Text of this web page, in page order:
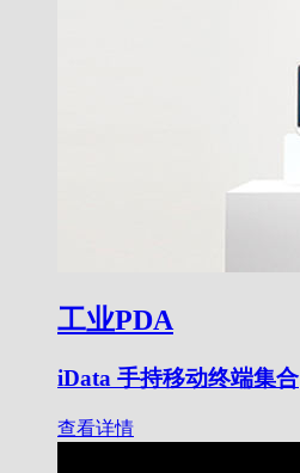
工业PDA
iData 手持移动终端集合
查看详情